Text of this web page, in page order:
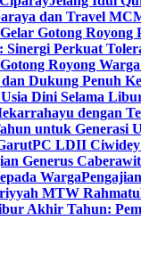
dan Travel
Gotong Royong
Perkuat
Royong
Dukung Penuh
Dini Selama
dengan
untuk Generasi
PC LDII Ciwidey
Generus
Warga
MTW
Akhir Tahun: